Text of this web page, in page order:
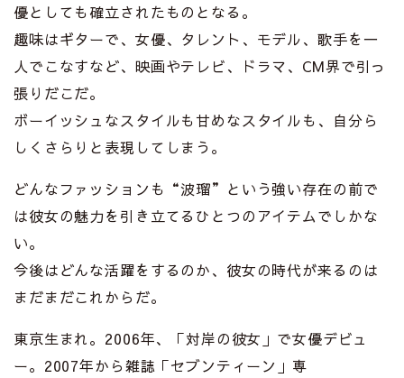
優としても確立されたものとなる。
趣味はギターで、女優、タレント、モデル、歌手を一
人でこなすなど、映画やテレビ、ドラマ、CM界で引っ
張りだこだ。
ボーイッシュなスタイルも甘めなスタイルも、自分ら
しくさらりと表現してしまう。
どんなファッションも“波瑠”という強い存在の前で
は彼女の魅力を引き立てるひとつのアイテムでしかな
い。
今後はどんな活躍をするのか、彼女の時代が来るのは
まだまだこれからだ。
東京生まれ。2006年、「対岸の彼女」で女優デビュ
ー。2007年から雑誌「セブンティーン」専